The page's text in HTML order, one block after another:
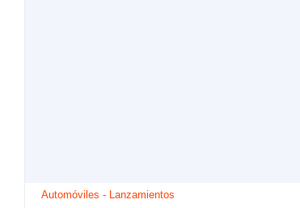
Automóviles - Lanzamientos